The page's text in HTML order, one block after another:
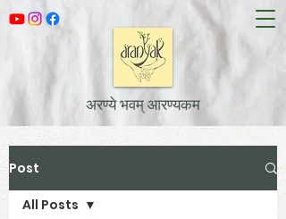
अरण्ये भवम् आरण्यकम
Post
All Posts